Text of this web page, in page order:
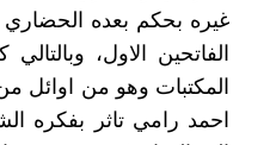
غيره بحكم بعده الحضاري
الفاتحين الاول،
المكتبات وهو من اوائل
احمد رامي تاثر بفكره